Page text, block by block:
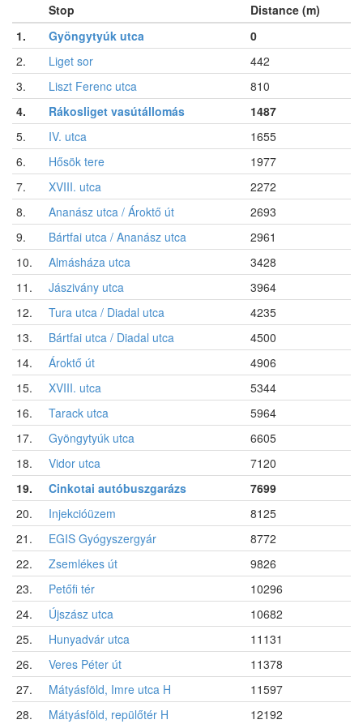
Stop
Distance (m)
1.
Gyöngytyúk utca
0
2.
Liget sor
442
3.
Liszt Ferenc utca
810
4.
Rákosliget vasútállomás
1487
5.
IV. utca
1655
6.
Hősök tere
1977
7.
XVIII. utca
2272
8.
Ananász utca / Ároktő út
2693
9.
Bártfai utca / Ananász utca
2961
10.
Almásháza utca
3428
11.
Jászivány utca
3964
12.
Tura utca / Diadal utca
4235
13.
Bártfai utca / Diadal utca
4500
14.
Ároktő út
4906
15.
XVIII. utca
5344
16.
Tarack utca
5964
17.
Gyöngytyúk utca
6605
18.
Vidor utca
7120
19.
Cinkotai autóbuszgarázs
7699
20.
Injekcióüzem
8125
21.
EGIS Gyógyszergyár
8772
22.
Zsemlékes út
9826
23.
Petőfi tér
10296
24.
Újszász utca
10682
25.
Hunyadvár utca
11131
26.
Veres Péter út
11378
27.
Mátyásföld, Imre utca H
11597
28.
Mátyásföld, repülőtér H
12192